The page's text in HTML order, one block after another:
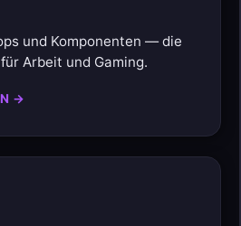
und Komponenten — die
Arbeit und Gaming.
→